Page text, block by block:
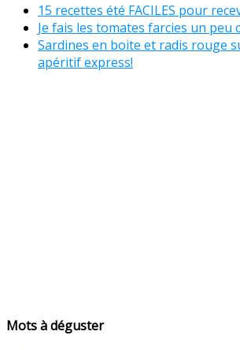
15 recettes été FACILES pour
Je fais les tomates farcies un peu
Sardines en boite et radis rouge
apéritif express!
Mots à déguster